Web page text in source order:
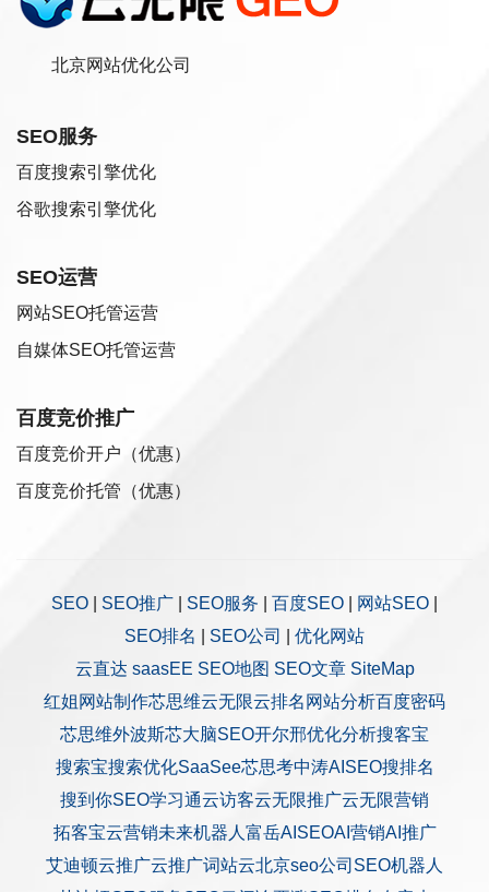
北京网站优化公司
SEO服务
百度搜索引擎优化
谷歌搜索引擎优化
SEO运营
网站SEO托管运营
自媒体SEO托管运营
百度竞价推广
百度竞价开户（优惠）
百度竞价托管（优惠）
SEO SEO推广 SEO服务 百度SEO 网站SEO
SEO排名
SEO公司
优化网站
云直达 saasEE SEO地图 SEO文章 SiteMap
红姐网站制作芯思维云无限云排名 网站分析百度密码
芯思维外波斯芯大脑SEO开尔邢优化分析搜客宝
搜索宝搜索优化SaaSee芯思考中涛AISEO搜排名
搜到你SEO学习通云访客云无限推广云无限营销
拓客宝云营销未来机器人 富岳AISEOAI营销AI推广
艾迪顿云推广云推广词站云北京seo公司 SEO机器人